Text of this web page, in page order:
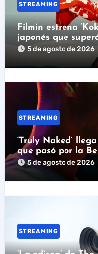
STREAMING
Filmin estrena
japonés que
espectadores
5 de agosto de 2026
STREAMING
‘Truly Naked’
que pasó por la
pornografía
5 de agosto de 2026
STREAMING